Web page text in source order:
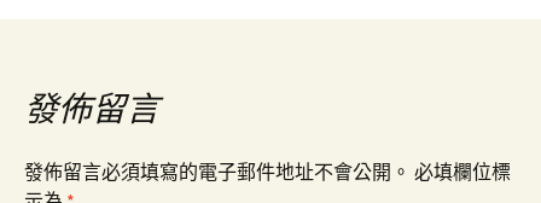
導
覽發佈留言
發佈留言必須填寫的電子郵件地址不會公開。 必填欄位標